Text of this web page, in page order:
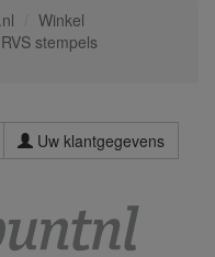
Winkel
stempels
Uw klantgegevens